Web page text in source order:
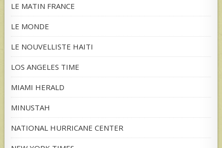
LE MATIN FRANCE
LE MONDE
LE NOUVELLISTE HAITI
LOS ANGELES TIME
MIAMI HERALD
MINUSTAH
NATIONAL HURRICANE CENTER